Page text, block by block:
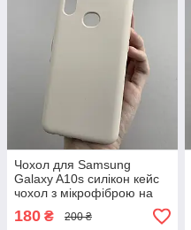
Чохол для Samsung
Galaxy A10s силікон кейс
чохол з мікрофіброю на
телефон самсунг а10с
пудровий r4e
180 ₴ 200 ₴